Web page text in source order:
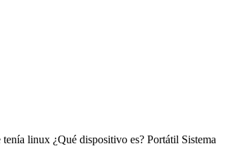
linux ¿Qué dispositivo es? Portátil Sistema